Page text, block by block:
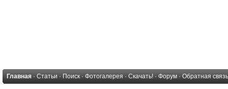
Главная · Статьи · Поиск · Фотогалерея · Скачать! · Форум · Обратная связь